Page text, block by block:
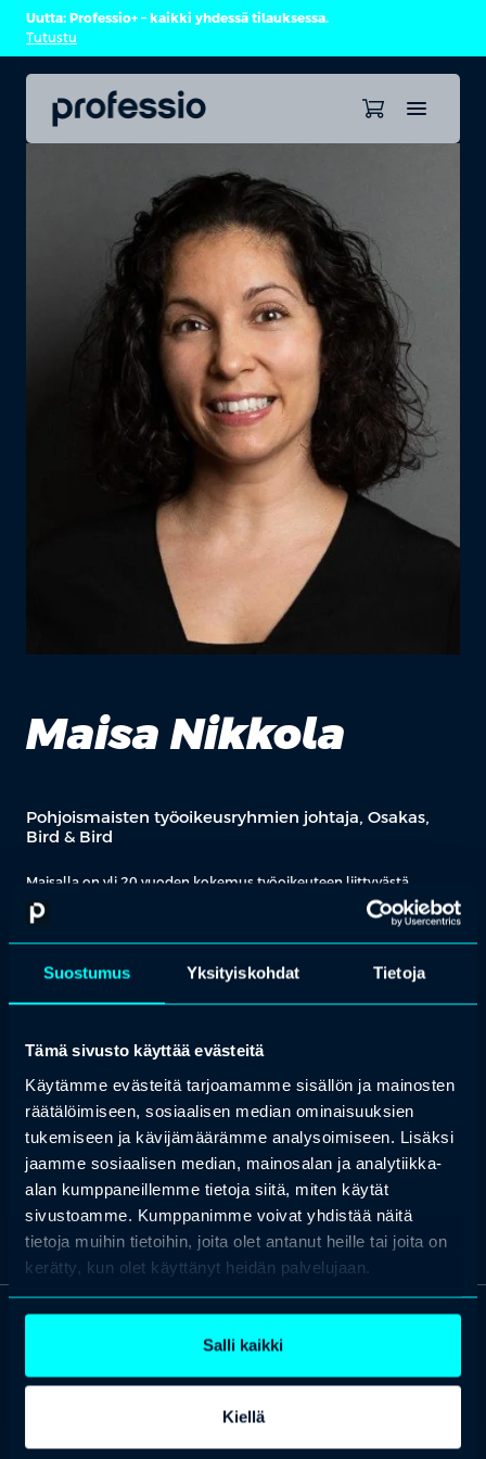
Suostumus Yksityiskohdat Tietoja
Tämä sivusto käyttää evästeitä
Käytämme evästeitä tarjoamamme sisällön ja mainosten
räätälöimiseen, sosiaalisen median ominaisuuksien
tukemiseen ja kävijämäärämme analysoimiseen. Lisäksi
jaamme sosiaalisen median, mainosalan ja analytiikka-
alan kumppaneillemme tietoja siitä, miten käytät
sivustoamme. Kumppanimme voivat yhdistää näitä
tietoja muihin tietoihin, joita olet antanut heille tai joita on
kerätty, kun olet käyttänyt heidän palvelujaan.
Salli kaikki
Kiellä
Uutta: Professio+ – kaikki yhdessä tilauksessa.
Tutustu
Maisa Nikkola
Pohjoismaisten työoikeusryhmien johtaja, Osakas,
Bird & Bird
Maisalla on yli 20 vuoden kokemus työoikeuteen liittyvästä
neuvonnasta ja työoikeudellisten riitojen ratkaisemisesta. Maisa
avustaa sekä kotimaisia että kansainvälisiä asiakkaita laaja-alaisesti
kaikissa työoikeudellisissa asioissa.
Maisa on keskittynyt praktiikassaan erityisesti työnantajien
ratkaisemisen.
Maisa on noteerattu useissa lakialan kansainvälisissä kilpailuissa
(mm. Chambers & Partners ja Legal 500) ja on myös kysytty ja
tunnettu luennoitsija työoikeuteen liittyvissä kysymyksissä.